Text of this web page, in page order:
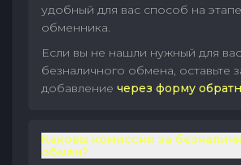
удобный для вас способ на
обменника.
Если вы не нашли нужный для
безналичного обмена, оставьте
добавление через форму
Каковы комиссии за
обмен?